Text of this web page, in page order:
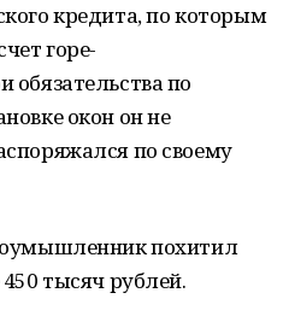
кредита, по которым
горе-
по
окон он не
по своему
похитил
тысяч рублей.